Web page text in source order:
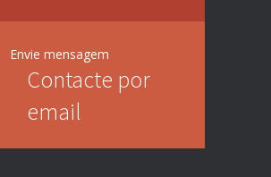
Envie mensagem
Contacte por
email